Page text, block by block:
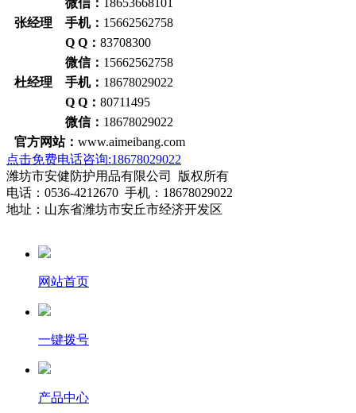
微信： 18653668101
张经理 手机： 15662562758
Q Q： 83708300
微信： 15662562758
杜经理 手机： 18678029022
Q Q： 80711495
微信： 18678029022
官方网站： www.aimeibang.com
点击免费电话咨询:18678029022
潍坊市安健防护用品有限公司 版权所有
电话：0536-4212670 手机：18678029022
地址：山东省潍坊市安丘市经济开发区
网站首页
一键拨号
产品中心